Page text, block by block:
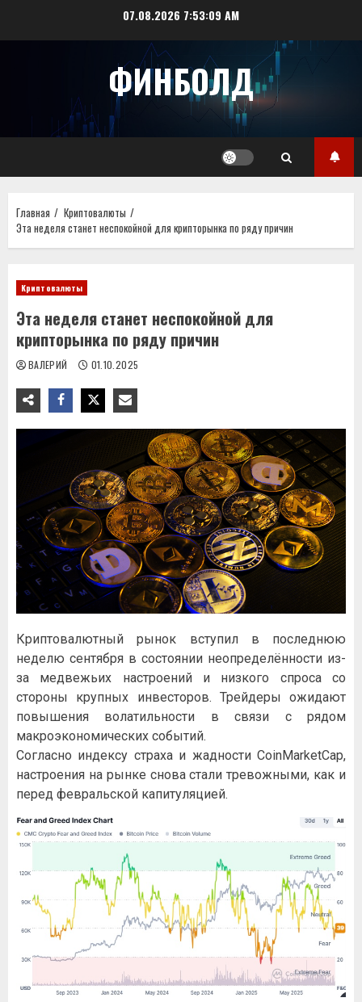
07.08.2026 7:53:09 AM
ФИНБОЛД
Главная
Криптовалюты
Эта неделя станет неспокойной для крипторынка по ряду причин
Криптовалюты
Эта неделя станет неспокойной для
крипторынка по ряду причин
ВАЛЕРИЙ 01.10.2025
Криптовалютный рынок вступил в последнюю
неделю сентября в состоянии неопределённости из-
за медвежьих настроений и низкого спроса со
стороны крупных инвесторов. Трейдеры ожидают
повышения волатильности в связи с рядом
макроэкономических событий.
Согласно индексу страха и жадности CoinMarketCap,
настроения на рынке снова стали тревожными, как и
перед февральской капитуляцией.